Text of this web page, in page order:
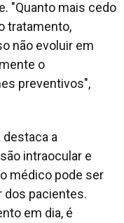
"Quanto mais cedo
tratamento,
não evoluir em
o
preventivos",
destaca a
intraocular e
médico pode ser
dos pacientes.
em dia, é